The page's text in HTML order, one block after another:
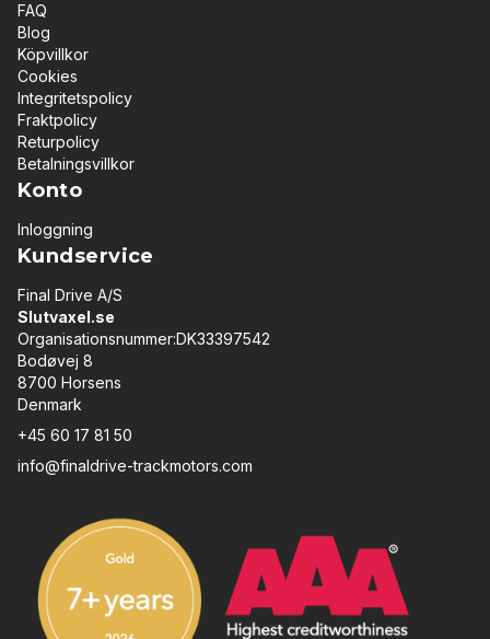
FAQ
Blog
Köpvillkor
Cookies
Integritetspolicy
Fraktpolicy
Returpolicy
Betalningsvillkor
Konto
Inloggning
Kundservice
Final Drive A/S
Slutvaxel.se
Organisationsnummer:DK33397542
Bodøvej 8
8700 Horsens
Denmark
+45 60 17 81 50
info@finaldrive-trackmotors.com